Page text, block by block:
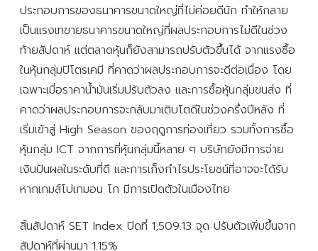
ประกอบการของธนาคารขนาดใหญ่ที่ไม่ค่อยดีนัก ทำให้กลาย
เป็นแรงเทขายธนาคารขนาดใหญ่ที่ผลประกอบการไม่ดีในช่วง
ท้ายสัปดาห์ แต่ตลาดหุ้นก็ยังสามารถปรับตัวขึ้นได้ จากแรงซื้อ
ในหุ้นกลุ่มปิโตรเคมี ที่คาดว่าผลประกอบการจะดีต่อเนื่อง โดย
เฉพาะเมื่อราคาน้ำมันเริ่มปรับตัวลง และการซื้อหุ้นกลุ่มขนส่ง ที่
คาดว่าผลประกอบการจะกลับมาเติบโตดีในช่วงครึ่งปีหลัง ที่
เริ่มเข้าสู่ High Season ของฤดูการท่องเที่ยว รวมทั้งการซื้อ
หุ้นกลุ่ม ICT จากการที่หุ้นกลุ่มนี้หลาย ๆ บริษัทยังมีการจ่าย
เงินปันผลในระดับที่ดี และการเก็งกำไรประโยชน์ที่อาจจะได้รับ
หากเกมส์โปเกมอน โก มีการเปิดตัวในเมืองไทย
สิ้นสัปดาห์ SET Index ปิดที่ 1,509.13 จุด ปรับตัวเพิ่มขึ้นจาก
สัปดาห์ที่ผ่านมา 1.15%